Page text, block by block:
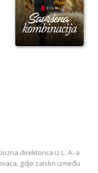
direktorica iz L. A.-a
gdje zaiskri između